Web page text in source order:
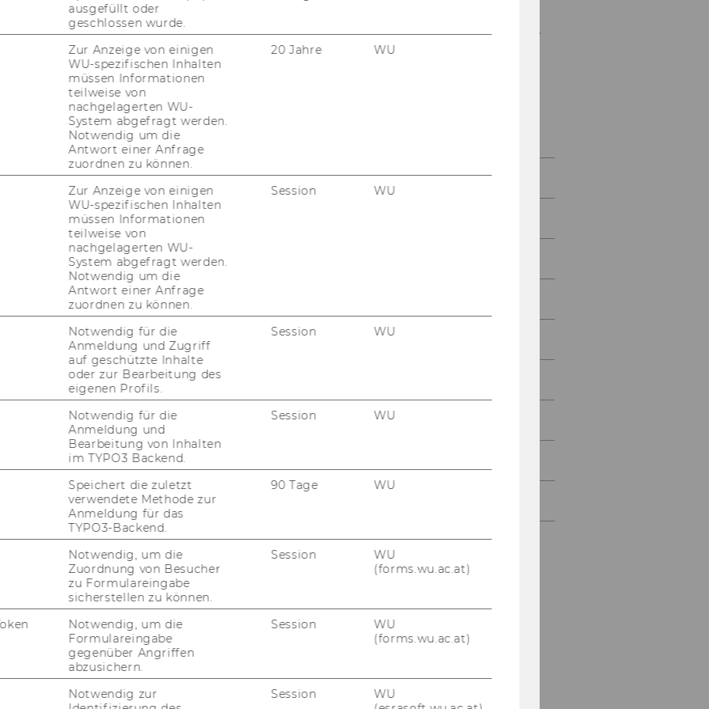
Department Management
Projektleiterinnen und
Personalabteilung
von Stellen für wissenschaftliches
Stellen für Allgemeine
2005, 10. Stück
§ 28 Uni­ver­si­täts­ge­setz 2002
Per­so­nals gemäß § 26 Uni­
§ 5 der Richt­li­nie des Rek­to­rats für
und Ar­beit­neh­mern der
§ 28 Uni­ver­si­täts­ge­setz 2002, Mit­tei­
27.2.2004, idgF (Ab­schluss von Werk­ver­
Ar­beits­ver­trä­gen ent­spre­chend
Richt­li­nie) be­voll­mäch­tigt:
Projektleiterin/Projektleiter
Univ.Prof. Dr. Edeltraud
Hanappi-Egger
Mitteilungsblatt vom 21.
Jänner 2006
Mai 2006
Juli 2006
ausgefüllt oder
geschlossen wurde.
Zur Anzeige von einigen
WU-spezifischen Inhalten
müssen Informationen
teilweise von
nachgelagerten WU-
System abgefragt werden.
Notwendig um die
Antwort einer Anfrage
zuordnen zu können.
20 Jahre WU
Zur Anzeige von einigen
WU-spezifischen Inhalten
müssen Informationen
teilweise von
nachgelagerten WU-
System abgefragt werden.
Notwendig um die
Antwort einer Anfrage
zuordnen zu können.
Session WU
Notwendig für die
Anmeldung und Zugriff
auf geschützte Inhalte
oder zur Bearbeitung des
eigenen Profils.
Session WU
Notwendig für die
Anmeldung und
Bearbeitung von Inhalten
im TYPO3 Backend.
Session WU
Speichert die zuletzt
verwendete Methode zur
Anmeldung für das
TYPO3-Backend.
90 Tage WU
Notwendig, um die
Zuordnung von Besucher
zu Formulareingabe
sicherstellen zu können.
Session
WU
(forms.wu.ac.at)
Notwendig, um die
Formulareingabe
gegenüber Angriffen
abzusichern.
Session
WU
(forms.wu.ac.at)
Notwendig zur
Session
WU